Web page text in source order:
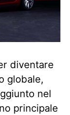
diventare
globale,
nel
principale